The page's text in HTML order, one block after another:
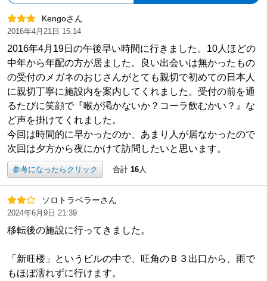
Kengoさん
2016年4月21日 15:14
2016年4月19日の午後早い時間に行きました。10人ほどの
中年から年配の方が居ました。良い出会いは無かったもの
の受付のメガネのおじさんがとても親切で初めての日本人
に親切丁寧に施設内を案内してくれました。受付の前を通
るたびに笑顔で『喉が渇かないか？コーラ飲むかい？』な
ど声を掛けてくれました。
今回は時間的に早かったのか、あまり人が居なかったので
次回は夕方から夜にかけて訪問したいと思います。
参考になったらクリック 合計 16人
ソロトラベラーさん
2024年6月9日 21:39
移転後の施設に行ってきました。
「新旺楼」というビルの中で、旺角のＢ３出口から、雨で
もほぼ濡れずに行けます。